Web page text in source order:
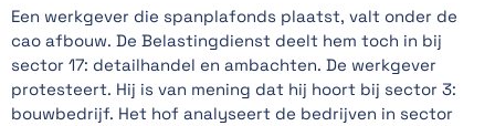
Een werkgever die spanplafonds plaatst, valt onder de
cao afbouw. De Belastingdienst deelt hem toch in bij
sector 17: detailhandel en ambachten. De werkgever
protesteert. Hij is van mening dat hij hoort bij sector 3:
bouwbedrijf. Het hof analyseert de bedrijven in sector